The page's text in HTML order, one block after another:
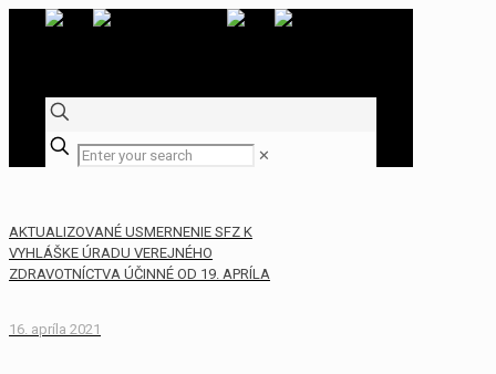
✕
AKTUALIZOVANÉ USMERNENIE SFZ K
VYHLÁŠKE ÚRADU VEREJNÉHO
ZDRAVOTNÍCTVA ÚČINNÉ OD 19. APRÍLA
16. apríla 2021